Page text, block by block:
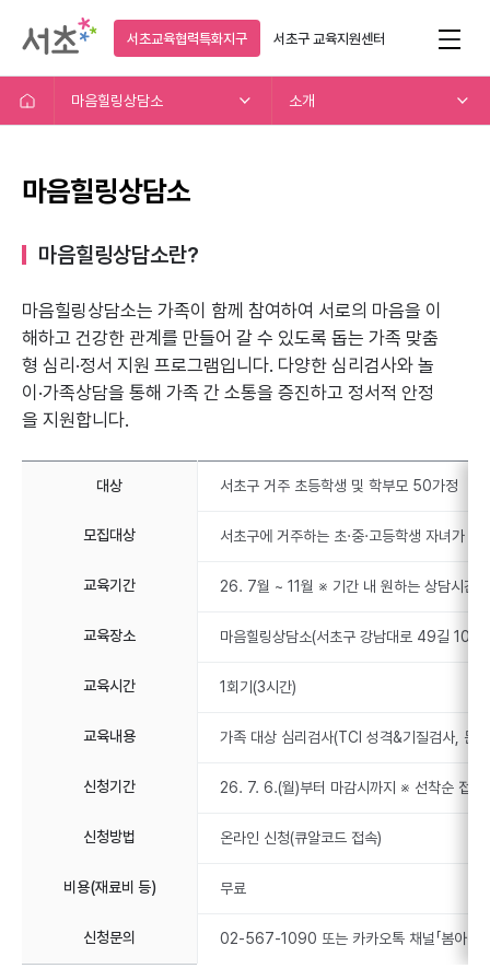
서초교육협력특화지구 서초구교육지원센터
마음힐링상담소 소개
마음힐링상담소
마음힐링상담소란?
마음힐링상담소는 가족이 함께 참여하여 서로의 마음을 이
해하고 건강한 관계를 만들어 갈 수 있도록 돕는 가족 맞춤
형 심리·정서 지원 프로그램입니다. 다양한 심리검사와 놀
이·가족상담을 통해 가족 간 소통을 증진하고 정서적 안정
을 지원합니다.
대상 서초구 거주 초등학생 및 학부모 50가정
모집대상 서초구에 거주하는 초·중·고등학생 자녀가
교육기간 26. 7월 ~ 11월 ※ 기간 내 원하는 상담시간
교육장소 마음힐링상담소(서초구 강남대로 49길 10)
교육시간 1회기(3시간)
교육내용 가족 대상 심리검사(TCI 성격&기질검사, 문
신청기간 26. 7. 6.(월)부터 마감시까지 ※ 선착순 접수
신청방법 온라인 신청(큐알코드 접속)
비용(재료비 등) 무료
신청문의 02-567-1090 또는 카카오톡 채널「봄아동청